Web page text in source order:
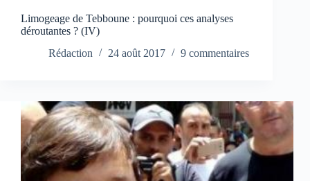
Limogeage de Tebboune : pourquoi ces analyses
déroutantes ? (IV)
Rédaction
24 août 2017 9 commentaires